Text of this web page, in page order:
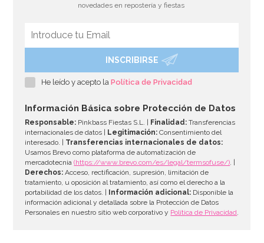
Pegamento Comestible con Pincel 22 gr - FunCakes
AÑADIR
novedades en repostería y fiestas
INSCRIBIRSE
He leído y acepto laPolítica de Privacidad
Información Básica sobre Protección de Datos
Responsable: Pinkbass Fiestas S.L. | Finalidad: Transferencias
internacionales de datos |
Legitimación: Consentimiento del
interesado. | Transferencias internacionales de datos:
Usamos Brevo como plataforma de automatización de
mercadotecnia(https://www.brevo.com/es/legal/termsofuse/). |
Derechos: Acceso, rectificación, supresión, limitación de
tratamiento, u oposición al tratamiento, así como el derecho a la
portabilidad de los datos. |
Información adicional: Disponible la
información adicional y detallada sobre la Protección de Datos
Personales en nuestro sitio web corporativo y Política de Privacidad.